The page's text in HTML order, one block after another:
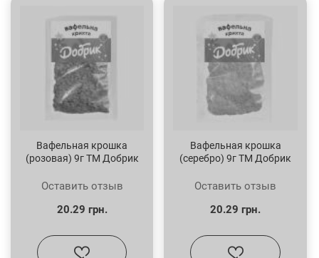
Вафельная крошка
(розовая) 9г ТМ Добрик
Оставить отзыв
20.29 грн.
Вафельная крошка
(серебро) 9г ТМ Добрик
Оставить отзыв
20.29 грн.